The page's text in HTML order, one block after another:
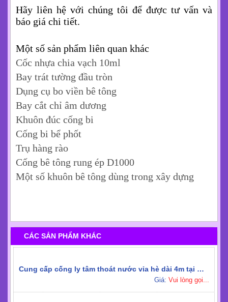
Hãy liên hệ với chúng tôi để được tư vấn và
báo giá chi tiết.
Một số sản phẩm liên quan khác
Cốc nhựa chia vạch 10ml
Bay trát tường đầu tròn
Dụng cụ bo viền bê tông
Bay cắt chỉ âm dương
Khuôn đúc cống bi
Cống bi bể phốt
Trụ hàng rào
Cống bê tông rung ép D1000
Một số khuôn bê tông dùng trong xây dựng
CÁC SẢN PHẨM KHÁC
Cung cấp cống ly tâm thoát nước vỉa hè dài 4m tại Miền Nam
Giá: Vui lòng gọi...